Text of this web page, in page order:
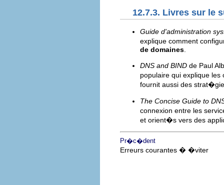
12.7.3. Livres sur le
Guide d'administration
explique comment
de domaines
DNS and BIND de Paul
populaire qui explique
fournit aussi des
The Concise Guide to
connexion entre les
et orient�s vers des
Pr�c�dent
Erreurs courantes � �viter